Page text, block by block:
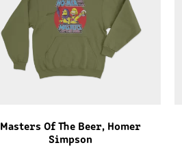
Masters Of The Beer, Homer
Simpson